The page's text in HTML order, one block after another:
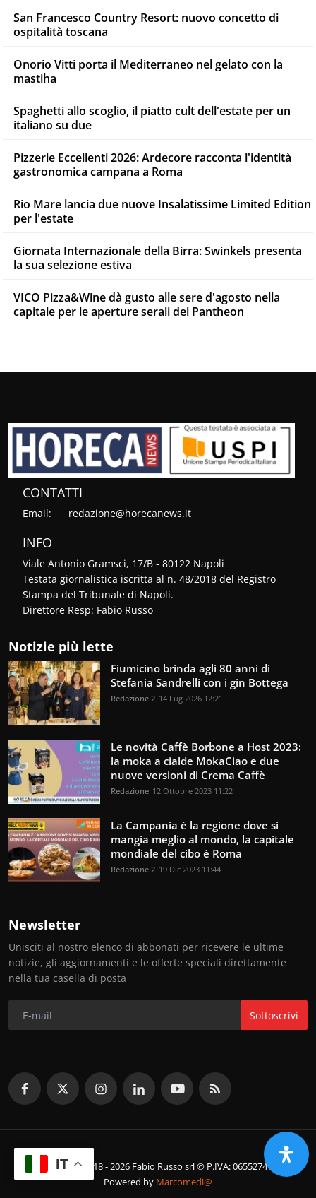
San Francesco Country Resort: nuovo concetto di
ospitalità toscana
Onorio Vitti porta il Mediterraneo nel gelato con la
mastiha
Spaghetti allo scoglio, il piatto cult dell'estate per un
italiano su due
Pizzerie Eccellenti 2026: Ardecore racconta l'identità
gastronomica campana a Roma
Rio Mare lancia due nuove Insalatissime Limited Edition
per l'estate
Giornata Internazionale della Birra: Swinkels presenta
la sua selezione estiva
VICO Pizza&Wine dà gusto alle sere d'agosto nella
capitale per le aperture serali del Pantheon
CONTATTI
Email: redazione@horecanews.it
INFO
Viale Antonio Gramsci, 17/B - 80122 Napoli
Testata giornalistica iscritta al n. 48/2018 del Registro
Stampa del Tribunale di Napoli.
Direttore Resp: Fabio Russo
Notizie più lette
Fiumicino brinda agli 80 anni di
Stefania Sandrelli con i gin Bottega
Redazione 2 14 Lug 2026 12:21
Le novità Caffè Borbone a Host 2023:
la moka a cialde MokaCiao e due
nuove versioni di Crema Caffè
Redazione 12 Ottobre 2023 11:22
La Campania è la regione dove si
mangia meglio al mondo, la capitale
mondiale del cibo è Roma
Redazione 2 19 Dic 2023 11:44
Newsletter
Unisciti al nostro elenco di abbonati per ricevere le ultime
notizie, gli aggiornamenti e le offerte speciali direttamente
nella tua casella di posta
Sottoscrivi
© Copyright 2018 - 2026 Fabio Russo srl © P.IVA: 06552741214
Powered by Marcomedi@
IT